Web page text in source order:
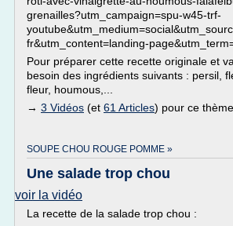
grenailles?utm_campaign=spu-w45-trf-
fr&utm_content=landing-
Pour préparer cette recette originale et
besoin des ingrédients suivants : persil,
fleur, houmous,...
→ 3 Vidéos (et 61 Articles) pour ce thème
SOUPE CHOU ROUGE POMME »
Une salade trop chou
voir la vidéo
La recette de la salade trop chou :